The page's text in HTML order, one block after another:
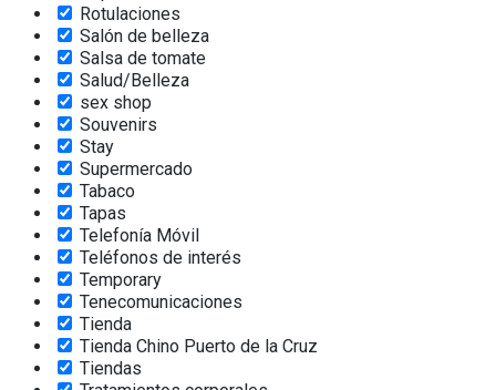
Rotulaciones
Salón de belleza
Salsa de tomate
Salud/Belleza
sex shop
Souvenirs
Stay
Supermercado
Tabaco
Tapas
Telefonía Móvil
Teléfonos de interés
Temporary
Tenecomunicaciones
Tienda
Tienda Chino Puerto de la Cruz
Tiendas